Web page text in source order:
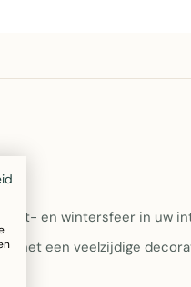
en wintersfeer in uw
het een veelzijdige